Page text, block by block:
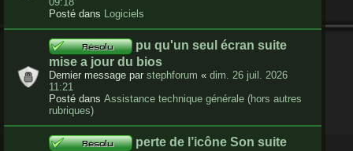
Posté dans Logiciels
pu qu'un seul écran suite
mise a jour du bios
Dernier message par stephforum « dim. 26 juil. 2026
11:21
Posté dans Assistance technique générale (hors autres
rubriques)
perte de l’icône Son suite